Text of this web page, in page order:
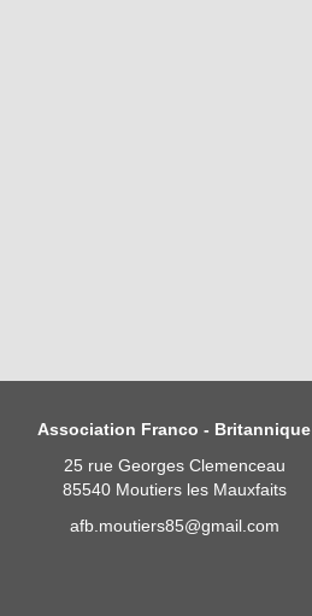
Association Franco - Britannique
25 rue Georges Clemenceau
85540 Moutiers les Mauxfaits
afb.moutiers85@gmail.com